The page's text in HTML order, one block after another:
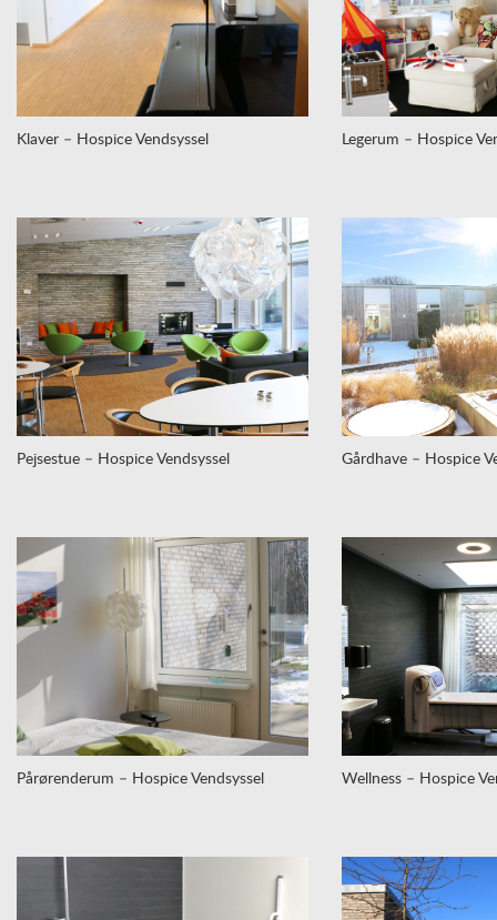
Klaver – Hospice Vendsyssel Legerum – Hospice
Pejsestue – Hospice Vendsyssel Gårdhave – Hospice
Pårørenderum – Hospice Vendsyssel Wellness – Hospice